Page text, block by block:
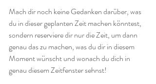
Mach dir noch keine Gedanken darüber, was
du in dieser geplanten Zeit machen könntest,
sondern reserviere dir nur die Zeit, um dann
genau das zu machen, was du dir in diesem
Moment wünscht und wonach du dich in
genau diesem Zeitfenster sehnst!